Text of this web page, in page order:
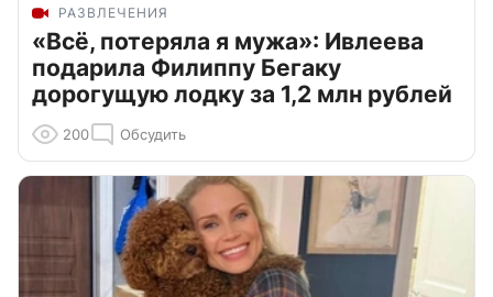
РАЗВЛЕЧЕНИЯ
«Всё, потеряла я мужа»: Ивлеева
подарила Филиппу Бегаку
дорогущую лодку за 1,2 млн рублей
200 Обсудить